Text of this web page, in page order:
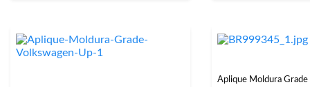
Aplique Moldura Grade